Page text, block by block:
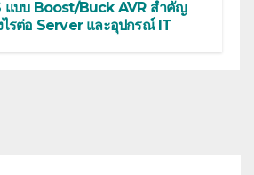
แบบ Boost/Buck AVR สำคัญ
ไรต่อ Server และอุปกรณ์ IT